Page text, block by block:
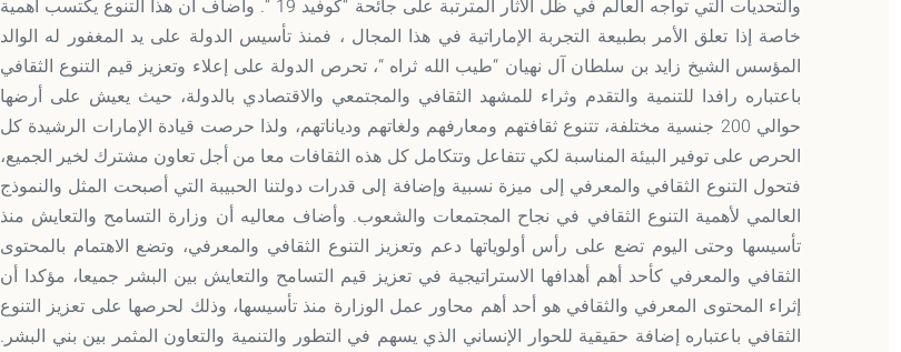
والتحديات التي تواجه العالم في ظل الآثار المترتبة على جائحة “كوفيد 19 “. وأضاف أن هذا التنوع يكتسب أهمية
خاصة إذا تعلق الأمر بطبيعة التجربة الإماراتية في هذا المجال ، فمنذ تأسيس الدولة على يد المغفور له الوالد
المؤسس الشيخ زايد بن سلطان آل نهيان “طيب الله ثراه “، تحرص الدولة على إعلاء وتعزيز قيم التنوع الثقافي
باعتباره رافدا للتنمية والتقدم وثراء للمشهد الثقافي والمجتمعي والاقتصادي بالدولة، حيث يعيش على أرضها
حوالي 200 جنسية مختلفة، تتنوع ثقافتهم ومعارفهم ولغاتهم ودياناتهم، ولذا حرصت قيادة الإمارات الرشيدة كل
الحرص على توفير البيئة المناسبة لكي تتفاعل وتتكامل كل هذه الثقافات معا من أجل تعاون مشترك لخير الجميع،
فتحول التنوع الثقافي والمعرفي إلى ميزة نسبية وإضافة إلى قدرات دولتنا الحبيبة التي أصبحت المثل والنموذج
العالمي لأهمية التنوع الثقافي في نجاح المجتمعات والشعوب. وأضاف معاليه أن وزارة التسامح والتعايش منذ
تأسيسها وحتى اليوم تضع على رأس أولوياتها دعم وتعزيز التنوع الثقافي والمعرفي، وتضع الاهتمام بالمحتوى
الثقافي والمعرفي كأحد أهم أهدافها الاستراتيجية في تعزيز قيم التسامح والتعايش بين البشر جميعا، مؤكدا أن
إثراء المحتوى المعرفي والثقافي هو أحد أهم محاور عمل الوزارة منذ تأسيسها، وذلك لحرصها على تعزيز التنوع
الثقافي باعتباره إضافة حقيقية للحوار الإنساني الذي يسهم في التطور والتنمية والتعاون المثمر بين بني البشر.